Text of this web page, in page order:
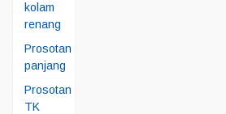
kolam
renang
Prosotan
panjang
Prosotan
TK